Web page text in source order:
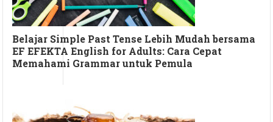
Belajar Simple Past Tense Lebih Mudah bersama
EF EFEKTA English for Adults: Cara Cepat
Memahami Grammar untuk Pemula